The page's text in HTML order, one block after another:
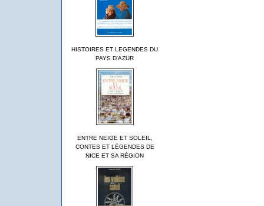
HISTOIRES ET LEGENDES DU
PAYS D'AZUR
ENTRE NEIGE ET SOLEIL,
CONTES ET LÉGENDES DE
NICE ET SA RÉGION